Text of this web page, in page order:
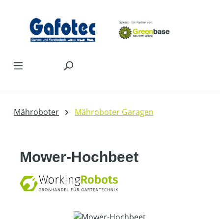
Mähroboter Mähroboter Garagen
Mower-Hochbeet
Bildergalerie überspringen